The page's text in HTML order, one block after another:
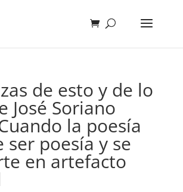
de esto y de lo
José Soriano
la poesía
ser poesía y se
en artefacto